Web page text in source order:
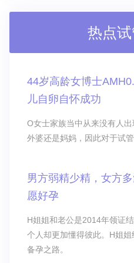
热点
44岁高龄女博士
儿自卵自怀成功
O女士家族当中从来没有人出
外婆还是妈妈，因此对于试
男方弱精少精，女方
愿好孕
H姐姐和老公是2014年领证
个人却更加懂得彼此。H姐
备孕之路。